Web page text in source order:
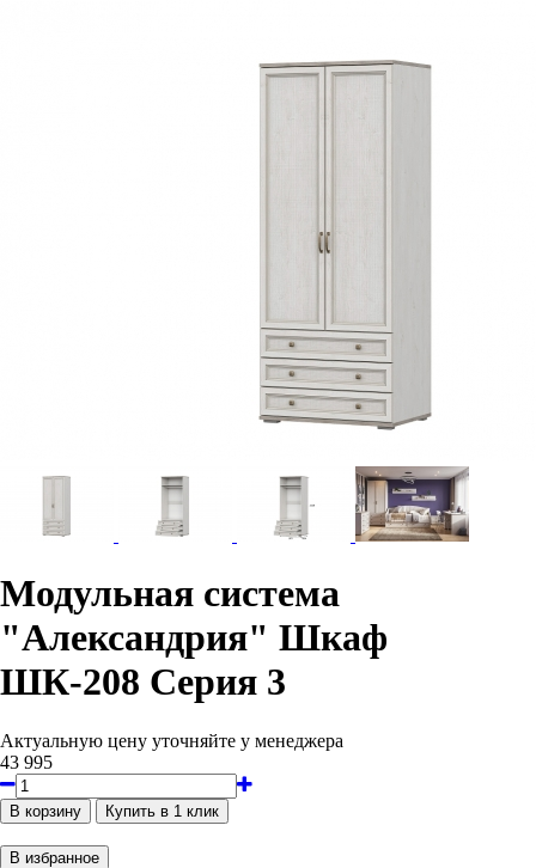
Модульная система
"Александрия" Шкаф
ШК-208 Серия 3
Актуальную цену уточняйте у менеджера
43 995